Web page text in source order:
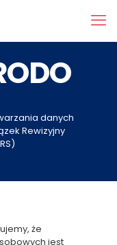
danych
Rewizyjny
że
jest